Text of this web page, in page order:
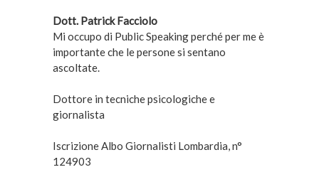
Dott. Patrick Facciolo
Mi occupo di Public Speaking perché per me è
importante che le persone si sentano
ascoltate.
Dottore in tecniche psicologiche e
giornalista
Iscrizione Albo Giornalisti Lombardia, n°
124903